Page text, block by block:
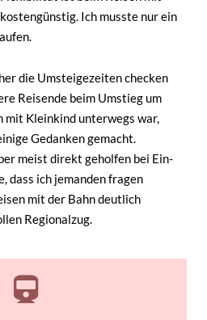
Ich musste nur ein
die Umsteigezeiten checken
Reisende beim Umstieg um
mit Kleinkind unterwegs war,
Gedanken gemacht.
meist direkt geholfen bei Ein-
dass ich jemanden fragen
mit der Bahn deutlich
Regionalzug.